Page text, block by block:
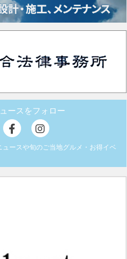
ースをフォロー
ースや旬のご当地グルメ・お得イベ